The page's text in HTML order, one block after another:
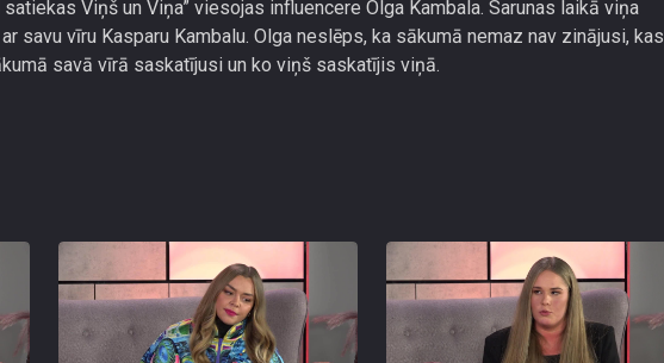
Viņš un Viņa” viesojas influencere Olga Kambala. Sarunas laikā viņa
savu vīru Kasparu Kambalu. Olga neslēps, ka sākumā nemaz nav zinājusi, kas
savā vīrā saskatījusi un ko viņš saskatījis viņā.